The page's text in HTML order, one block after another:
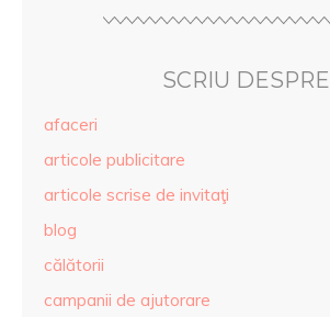
SCRIU DESPRE
afaceri
articole publicitare
articole scrise de invitaţi
blog
călătorii
campanii de ajutorare